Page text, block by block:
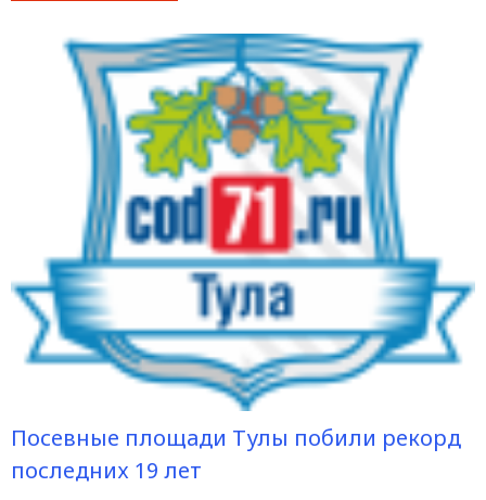
Посевные площади Тулы побили рекорд
последних 19 лет